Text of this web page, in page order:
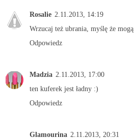
Rosalie 2.11.2013, 14:19
Wrzucaj też ubrania, myślę że
Odpowiedz
Madzia 2.11.2013, 17:00
ten kuferek jest ładny :)
Odpowiedz
Glamourina 2.11.2013, 20:31